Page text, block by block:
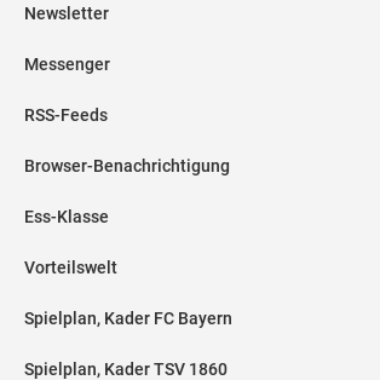
Newsletter
Messenger
RSS-Feeds
Browser-Benachrichtigung
Ess-Klasse
Vorteilswelt
Spielplan, Kader FC Bayern
Spielplan, Kader TSV 1860